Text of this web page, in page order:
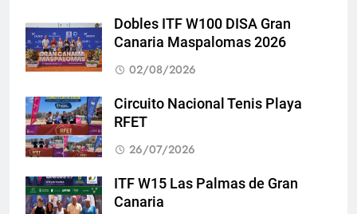
Dobles ITF W100 DISA Gran
Canaria Maspalomas 2026
02/08/2026
Circuito Nacional Tenis Playa
RFET
26/07/2026
ITF W15 Las Palmas de Gran
Canaria